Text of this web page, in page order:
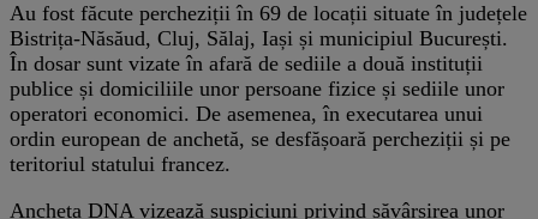
Au fost făcute percheziții în 69 de locații situate în județele
Bistrița-Năsăud, Cluj, Sălaj, Iași și municipiul București.
În dosar sunt vizate în afară de sediile a două instituții
publice și domiciliile unor persoane fizice și sediile unor
operatori economici. De asemenea, în executarea unui
ordin european de anchetă, se desfășoară percheziții și pe
teritoriul statului francez.
Ancheta DNA vizează suspiciuni privind săvârșirea unor